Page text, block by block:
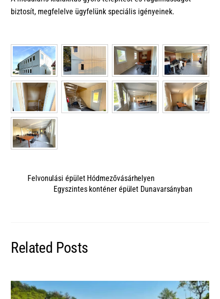
biztosít, megfelelve ügyfelünk speciális igényeinek.
Felvonulási épület Hódmezővásárhelyen
Egyszintes konténer épület Dunavarsányban
Related Posts